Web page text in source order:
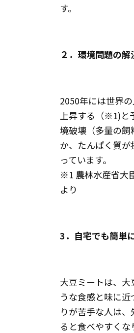
す。
２．環境問題の
2050年には世界
上昇する（※1)と
境破壊（多量の飼
か、たんぱく質
っています。
※1 農林水産省大
より
3．自宅でも簡単
大豆ミートは、
うな食感と味に
りが苦手な人は
ると食べやすく